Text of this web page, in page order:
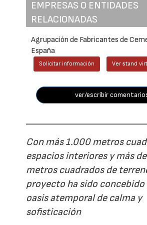
EMPRESAS O ENTIDADES
RELACIONADAS
Agrupación de Fabricantes de
España
Solicitar información Ver stand
ver/escribir
Con más 1.000 metros
espacios interiores y más
metros cuadrados de
proyecto ha sido
oasis atemporal de calma y
sofisticación